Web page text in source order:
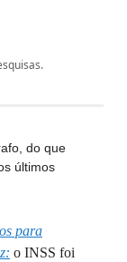
do que
últimos
para
o INSS foi